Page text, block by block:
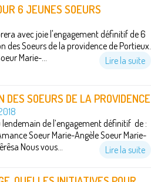
6 JEUNES SOEURS
avec joie l'engagement définitif de 6
des Soeurs de la providence de Portieux.
Marie-...
Lire la suite
DES SOEURS DE LA PROVIDENCE
lendemain de l’engagement définitif de :
Soeur Marie-Angèle Soeur Marie-
Nous vous...
Lire la suite